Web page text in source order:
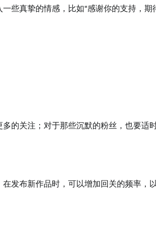
些真挚的情感，比如“感谢你的支持，期
的关注；对于那些沉默的粉丝，也要适
发布新作品时，可以增加回关的频率，以